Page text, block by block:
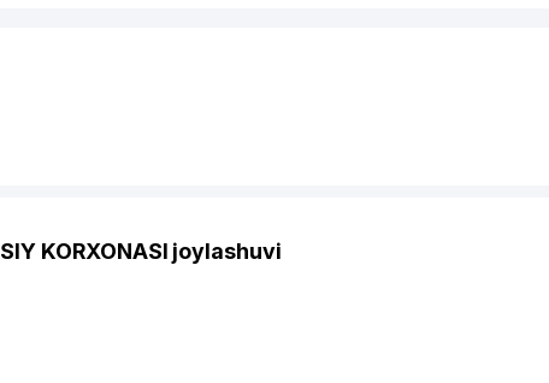
KORXONASI joylashuvi